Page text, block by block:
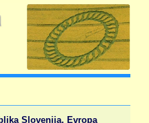
Slovenija, Evropa